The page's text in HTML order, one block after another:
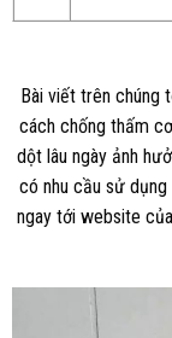
Bài viết trên chúng
cách chống thấm
dột lâu ngày ảnh
có nhu cầu sử dụng
ngay tới website